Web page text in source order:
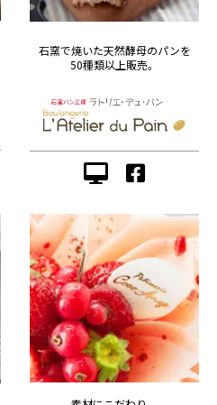
石窯で焼いた天然酵母のパンを
50種類以上販売。